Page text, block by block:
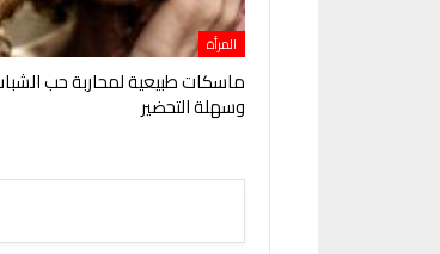
المرأة
ماسكات طبيعية لمحاربة حب
وسهلة التحضير